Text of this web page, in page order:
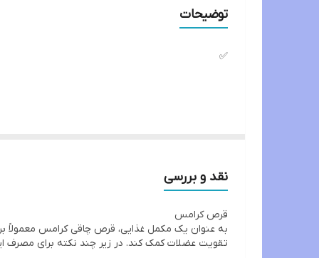
توضیحات
✅
🌟⚜جوابدهی عالی
🌟⚜ماندگاری بالا
نقد و بررسی
قرص کرامس
به عنوان یک مکمل غذایی، قرص چاقی کرامس معمولاً
تقویت عضلات کمک کند. در زیر چند نکته برای